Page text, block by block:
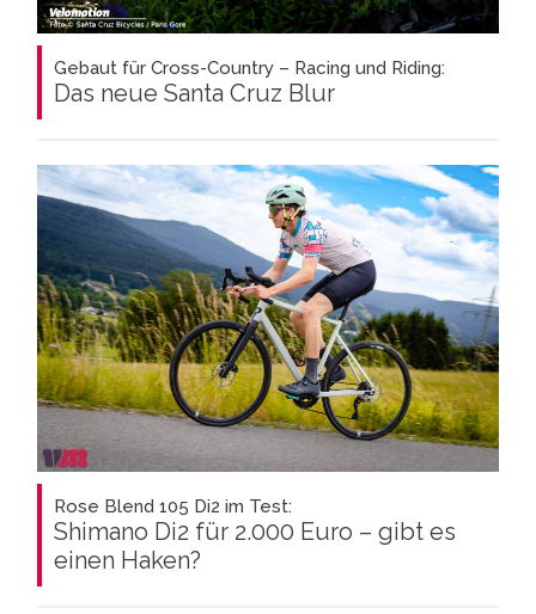
Gebaut für Cross-Country – Racing und Riding:
Das neue Santa Cruz Blur
Rose Blend 105 Di2 im Test:
Shimano Di2 für 2.000 Euro – gibt es
einen Haken?